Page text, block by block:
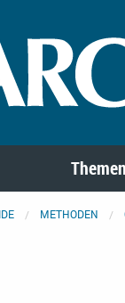
Themen
METHODEN